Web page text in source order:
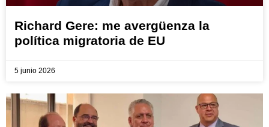
Richard Gere: me avergüenza la
política migratoria de EU
5 junio 2026